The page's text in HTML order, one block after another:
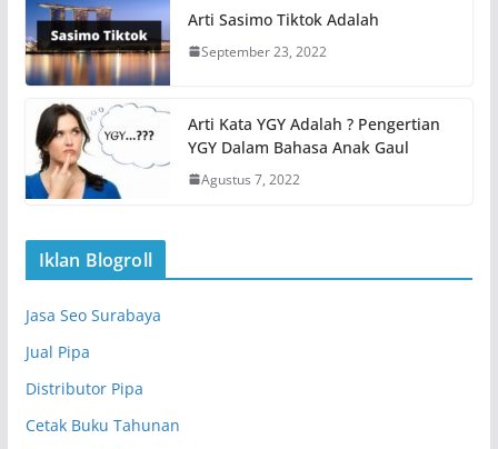
Arti Sasimo Tiktok Adalah
September 23, 2022
Arti Kata YGY Adalah ? Pengertian
YGY Dalam Bahasa Anak Gaul
Agustus 7, 2022
Iklan Blogroll
Jasa Seo Surabaya
Jual Pipa
Distributor Pipa
Cetak Buku Tahunan